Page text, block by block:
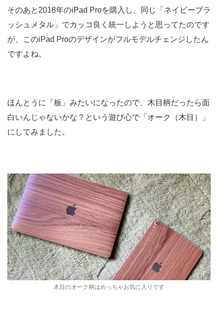
そのあと2018年のiPad Proを購入し、同じ「ネイビーブラ
ッシュメタル」でカッコ良く統一しようと思ってたのです
が、このiPad Proのデザインがフルモデルチェンジしたん
ですよね。
ほんとうに「板」みたいになったので、木目柄だったら面
白いんじゃないかな？という遊び心で「オーク（木目）」
にしてみました。
木目のオーク柄はめっちゃお気に入りです